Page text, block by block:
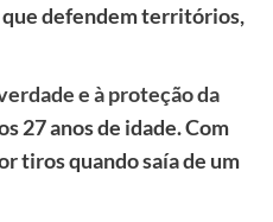
defendem territórios,
e à proteção da
27 anos de idade. Com
tiros quando saía de um